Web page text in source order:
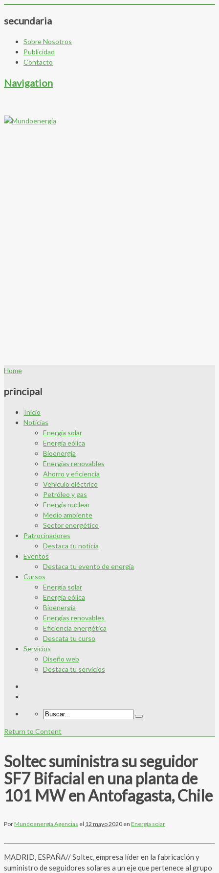
secundaria
Sobre Nosotros
Publicidad
Contacto
Navigation
Home
principal
Inicio
Noticias
Energía solar
Energía eólica
Bioenergía
Energías renovables
Ahorro y eficiencia
Vehículo eléctrico
Petróleo y gas
Energía nuclear
Medio ambiente
Sector energético
Patrocinadores
Destaca tu noticia
Eventos
Destaca tu evento de energía
Cursos
Energía solar
Energía eólica
Bioenergía
Energías renovables
Eficiencia energética
Descata tu curso
Servicios
Diseño web
Destaca tu servicios
Return to Content
Soltec suministra su seguidor
SF7 Bifacial en una planta de
101 MW en Antofagasta, Chile
PorMundoenergía Agencias el 12 mayo 2020 en Energía solar
MADRID, ESPAÑA// Soltec, empresa líder en la fabricación y
suministro de seguidores solares a un eje que pertenece al grupo